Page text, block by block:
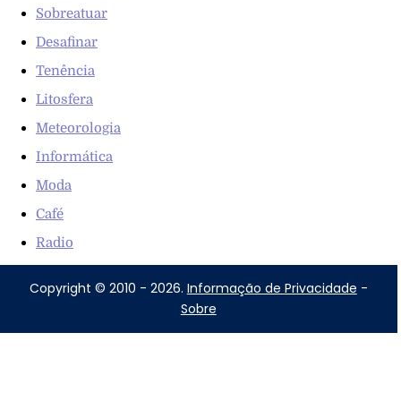
Sobreatuar
Desafinar
Tenência
Litosfera
Meteorologia
Informática
Moda
Café
Radio
Copyright © 2010 - 2026. Informação de Privacidade -
Sobre